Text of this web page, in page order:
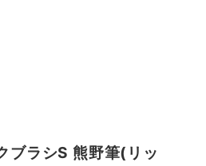
ラシS 熊野筆(リッ